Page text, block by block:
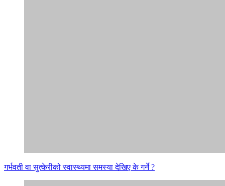
गर्भवती वा सुत्केरीको स्वास्थ्यमा समस्या देखिए के गर्ने ?